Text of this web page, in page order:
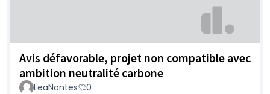
Avis défavorable, projet non compatible avec
ambition neutralité carbone
LeaNantes 0